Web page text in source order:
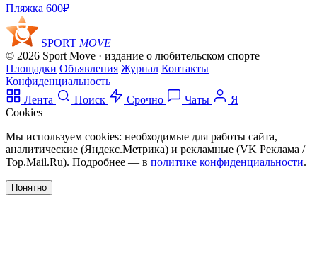
Пляжка 600₽
SPORT MOVE
© 2026 Sport Move · издание о любительском спорте
Площадки Объявления Журнал Контакты
Конфиденциальность
Лента
Поиск Срочно Чаты
Я
Cookies
Мы используем cookies: необходимые для работы сайта,
аналитические (Яндекс.Метрика) и рекламные (VK Реклама /
Top.Mail.Ru). Подробнее — в политике конфиденциальности.
Понятно